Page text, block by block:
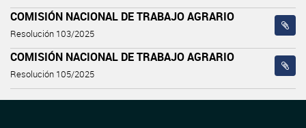
COMISIÓN NACIONAL DE TRABAJO AGRARIO
Resolución 103/2025
COMISIÓN NACIONAL DE TRABAJO AGRARIO
Resolución 105/2025